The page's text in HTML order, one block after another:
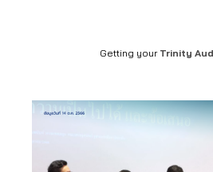
Getting your Trinity